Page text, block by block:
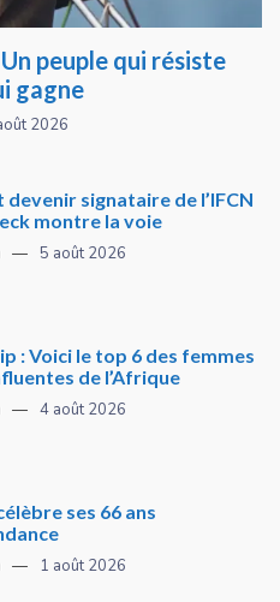
peuple qui résiste
gagne
2026
devenir signataire de l’IFCN
montre la voie
5 août 2026
: Voici le top 6 des femmes
de l’Afrique
4 août 2026
ses 66 ans
1 août 2026